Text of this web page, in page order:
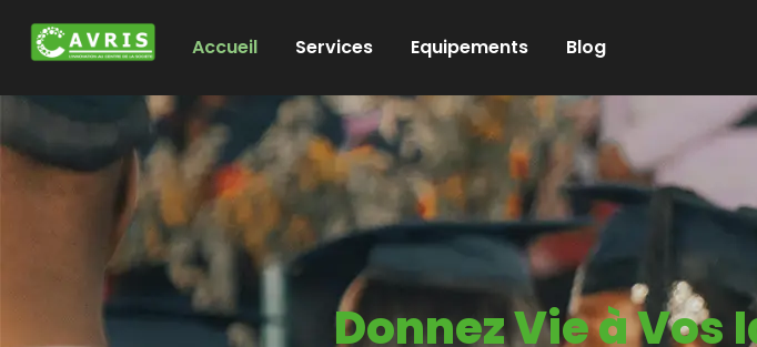
Accueil Services Equipements Blog
Donnez Vie à Vos